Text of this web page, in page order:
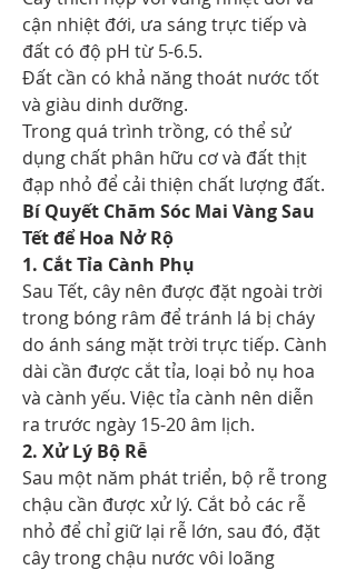
cận nhiệt đới, ưa sáng trực tiếp và
đất có độ pH từ 5-6.5.
Đất cần có khả năng thoát nước tốt
và giàu dinh dưỡng.
Trong quá trình trồng, có thể sử
dụng chất phân hữu cơ và đất thịt
đạp nhỏ để cải thiện chất lượng đất.
Bí Quyết Chăm Sóc Mai Vàng Sau
Tết để Hoa Nở Rộ
1. Cắt Tỉa Cành Phụ
Sau Tết, cây nên được đặt ngoài trời
trong bóng râm để tránh lá bị cháy
do ánh sáng mặt trời trực tiếp. Cành
dài cần được cắt tỉa, loại bỏ nụ hoa
và cành yếu. Việc tỉa cành nên diễn
ra trước ngày 15-20 âm lịch.
2. Xử Lý Bộ Rễ
Sau một năm phát triển, bộ rễ trong
chậu cần được xử lý. Cắt bỏ các rễ
nhỏ để chỉ giữ lại rễ lớn, sau đó, đặt
cây trong chậu nước vôi loãng